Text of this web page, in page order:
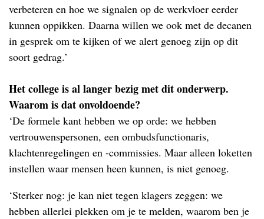
verbeteren en hoe we signalen op de werkvloer eerder
kunnen oppikken. Daarna willen we ook met de decanen
in gesprek om te kijken of we alert genoeg zijn op dit
soort gedrag.’
Het college is al langer bezig met dit onderwerp.
Waarom is dat onvoldoende?
‘De formele kant hebben we op orde: we hebben
vertrouwenspersonen, een ombudsfunctionaris,
klachtenregelingen en -commissies. Maar alleen loketten
instellen waar mensen heen kunnen, is niet genoeg.
‘Sterker nog: je kan niet tegen klagers zeggen: we
hebben allerlei plekken om je te melden, waarom ben je